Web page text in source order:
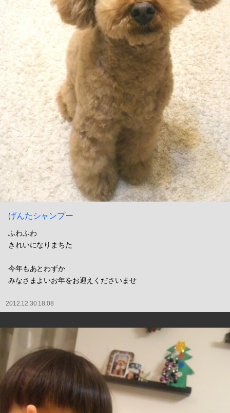
げんたシャンプー
ふわふわ
きれいになりまちた
今年もあとわずか
みなさまよいお年をお迎えくださいませ
2012.12.30 18:08